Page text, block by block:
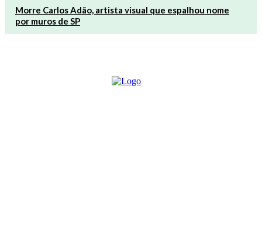
Morre Carlos Adão, artista visual que espalhou nome
por muros de SP